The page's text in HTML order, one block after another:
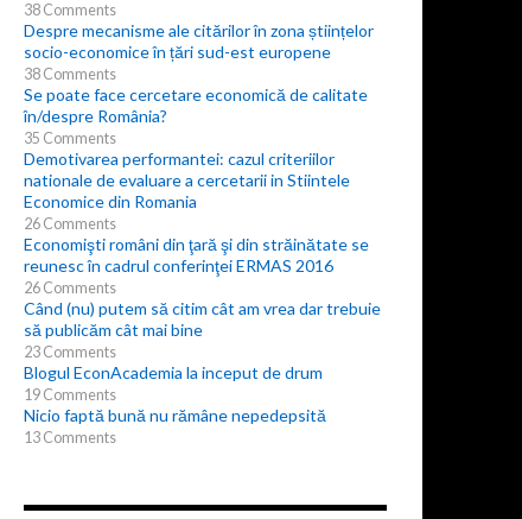
38 Comments
Despre mecanisme ale citărilor în zona științelor
socio-economice în țări sud-est europene
38 Comments
Se poate face cercetare economică de calitate
în/despre România?
35 Comments
Demotivarea performantei: cazul criteriilor
nationale de evaluare a cercetarii in Stiintele
Economice din Romania
26 Comments
Economişti români din ţară şi din străinătate se
reunesc în cadrul conferinţei ERMAS 2016
26 Comments
Când (nu) putem să citim cât am vrea dar trebuie
să publicăm cât mai bine
23 Comments
Blogul EconAcademia la inceput de drum
19 Comments
Nicio faptă bună nu rămâne nepedepsită
13 Comments